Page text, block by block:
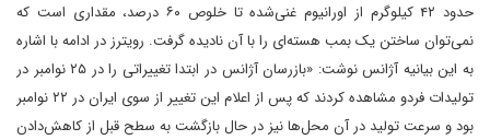
حدود ۴۲ کیلوگرم از اورانیوم غنی‌شده تا خلوص ۶۰ درصد، مقداری است که
نمی‌توان ساختن یک بمب هسته‌ای را با آن نادیده گرفت. رویترز در ادامه با اشاره
به این بیانیه آژانس نوشت: «بازرسان آژانس در ابتدا تغییراتی را در ۲۵ نوامبر در
تولیدات فردو مشاهده کردند که پس از اعلام این تغییر از سوی ایران در ۲۲ نوامبر
بود و سرعت تولید در آن محل‌ها نیز در حال بازگشت به سطح قبل از کاهش‌دادن